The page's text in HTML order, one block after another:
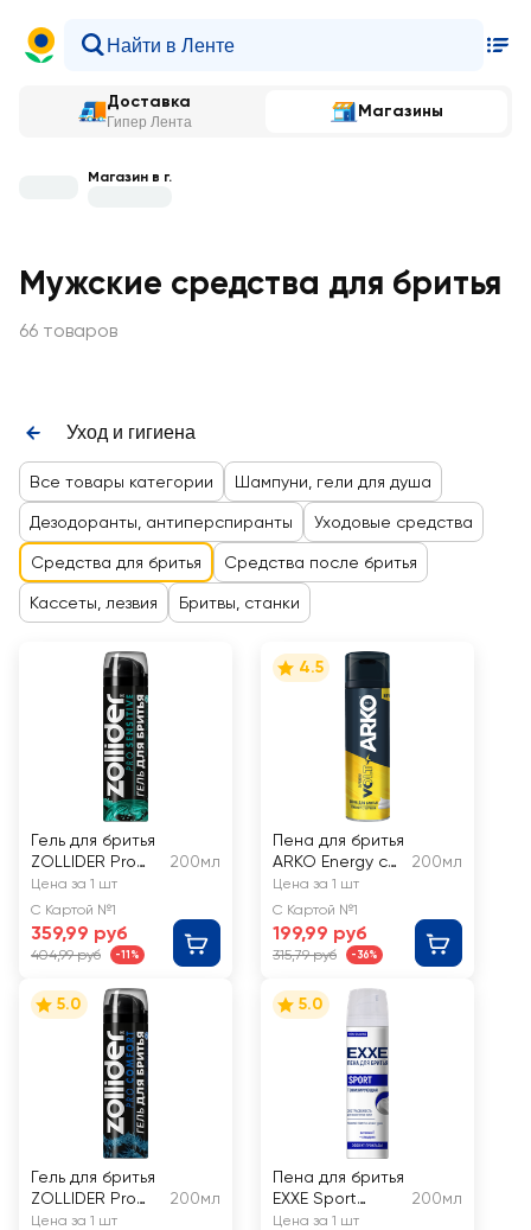
Доставка
Гипер Лента
Магазины
Магазин в г.
Мужские средства для бритья
66 товаров
Уход и гигиена
Все товары категории Шампуни, гели для душа
Дезодоранты, антиперспиранты Уходовые средства
Средства для бритья Средства после бритья
Кассеты, лезвия Бритвы, станки
Гель для бритья
ZOLLIDER Pro
Sensitive
Древесный
аромат
увлажняющий,
чувствительной
кожи
200мл
Цена за 1 шт
С Картой №1
359,99 руб
404,99 руб -11%
4.5
Пена для бритья
ARKO Energy с
таурином
200мл
Цена за 1 шт
С Картой №1
199,99 руб
315,79 руб -36%
5.0
Гель для бритья
ZOLLIDER Pro
Comfort
200мл
Цена за 1 шт
5.0
Пена для бритья
EXXE Sport
energy Cool
200мл
Цена за 1 шт